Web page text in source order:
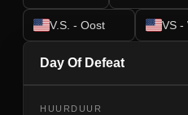
V.S. - Oost VS -
Day Of Defeat
HUURDUUR